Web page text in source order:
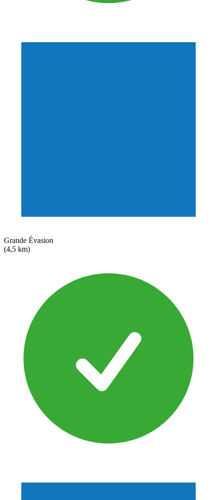
Grande Évasion
(4,5 km)